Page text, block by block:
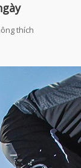
thích